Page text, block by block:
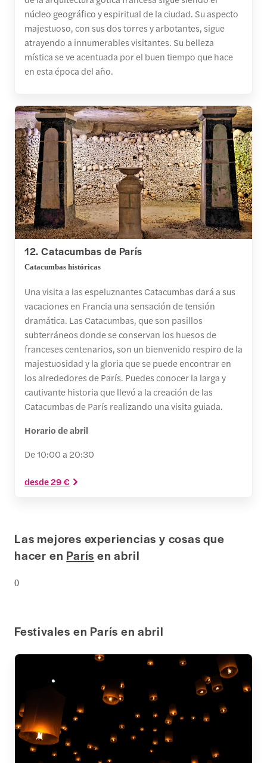
núcleo geográfico y espiritual de la ciudad. Su aspecto
majestuoso, con sus dos torres y arbotantes, sigue
atrayendo a innumerables visitantes. Su belleza
mística se ve acentuada por el buen tiempo que hace
en esta época del año.
12. Catacumbas de París
Catacumbas históricas
Una visita a las espeluznantes Catacumbas dará a sus
vacaciones en Francia una sensación de tensión
dramática. Las Catacumbas, que son pasillos
subterráneos donde se conservan los huesos de
franceses centenarios, son un bienvenido respiro de la
majestuosidad y la gloria que se puede encontrar en
los alrededores de París. Puedes conocer la larga y
cautivante historia que llevó a la creación de las
Catacumbas de París realizando una visita guiada.
Horario de abril
De 10:00 a 20:30
desde 29 €
Las mejores experiencias y cosas que
hacer en París en abril
0
Festivales en París en abril